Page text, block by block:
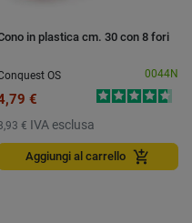
in plastica cm. 30 con 8 fori
OS 0044N
€
€ IVA esclusa
Aggiungi al carrello add_shopping_cart